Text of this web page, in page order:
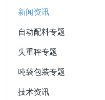
新闻资讯
自动配料专题
失重秤专题
吨袋包装专题
技术资讯